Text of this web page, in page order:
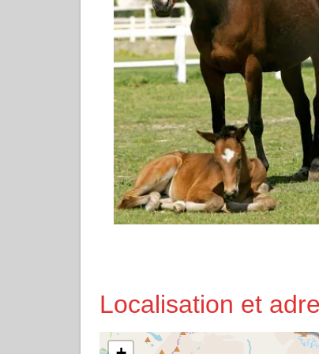
Localisation et